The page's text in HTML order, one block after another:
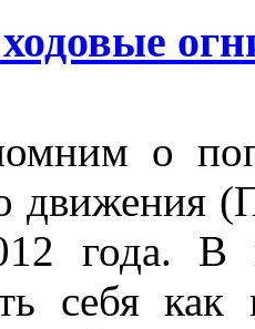
о
движения
года.
себя